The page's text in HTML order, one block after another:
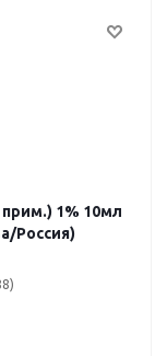
1% 10мл
Россия)